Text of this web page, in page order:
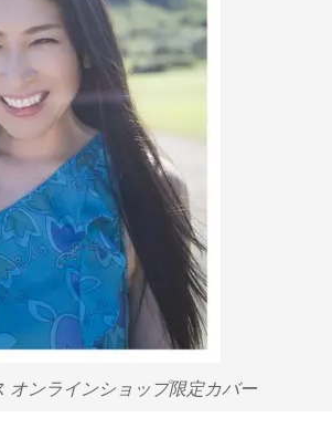
オンラインショップ限定カバー